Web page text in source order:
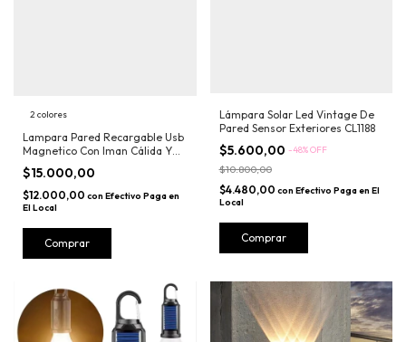
2 colores
Lampara Pared Recargable Usb
Magnetico Con Iman Cálida Y
Rgb
$15.000,00
$12.000,00 con Efectivo Paga en
El Local
Comprar
Lámpara Solar Led Vintage De
Pared Sensor Exteriores CL1188
$5.600,00 -48%OFF
$10.800,00
$4.480,00 con Efectivo Paga en El
Local